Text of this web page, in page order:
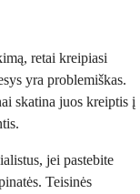
retai kreipiasi
yra problemiškas.
skatina juos kreiptis į
jei pastebite
Teisinės